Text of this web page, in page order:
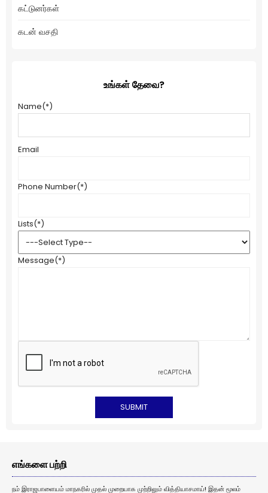
கட்டுனர்கள்
கடன் வசதி
உங்கள் தேவை?
Name(*)
Email
Phone Number(*)
Lists(*)
Message(*)
எங்களை பற்றி
நம் இராஜபாளையம் மாநகரில் முதல் முறையாக முற்றிலும் வித்தியாசமாய்! இதன் மூலம்